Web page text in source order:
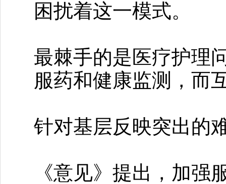
困扰着这一模式。
最棘手的是医疗护理
服药和健康监测，而
针对基层反映突出的
《意见》提出，加